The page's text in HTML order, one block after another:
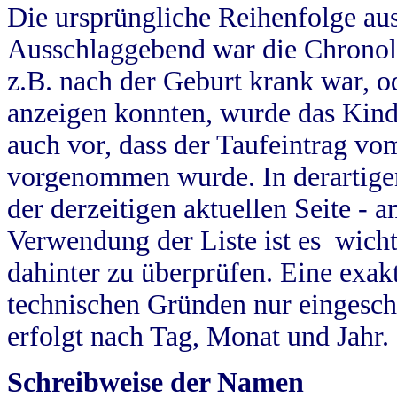
Die ursprüngliche Reihenfolge
Ausschlaggebend war die
z.B. nach der Geburt krank war,
anzeigen konnten, wurde das
auch vor, dass der Taufeintrag
vorgenommen wurde. In
der derzeitigen aktuellen Seite -
Verwendung der Liste ist es
dahinter zu überprüfen. Eine
technischen Gründen nur
erfolgt nach Tag, Monat und Jahr.
Schreibweise der Namen